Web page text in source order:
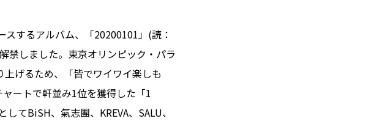
するアルバム、「20200101」(読：
禁しました。東京オリンピック・パラ
げるため、「皆でワイワイ楽しも
ートで軒並み1位を獲得した「1
てBiSH、氣志團、KREVA、SALU、